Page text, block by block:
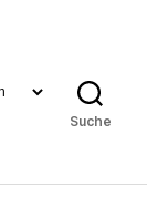
Suche